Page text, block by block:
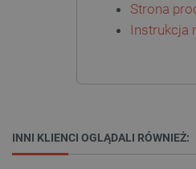
Strona
Instrukcja
INNI KLIENCI OGLĄDALI RÓWNIEŻ:
Polityce prywatności Google